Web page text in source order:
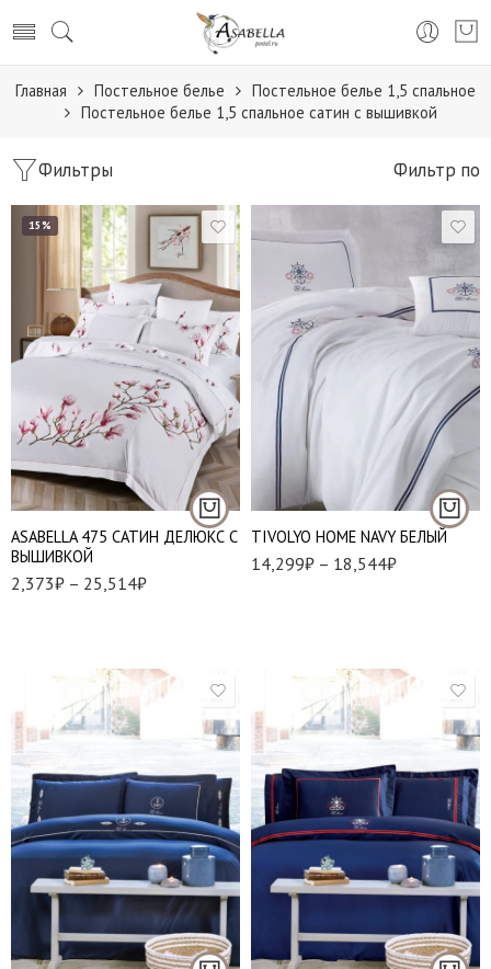
Главная Постельное белье
Постельное белье 1,5 спальное
Постельное белье 1,5 спальное сатин с вышивкой
Фильтры Фильтр по
15%
АSABELLA 475 САТИН ДЕЛЮКС С
ВЫШИВКОЙ
2,373₽ – 25,514₽
Евро
Семейный
Наволочки 50*70 - 2
шт
шт
TIVOLYO HOME NAVY БЕЛЫЙ
14,299₽ – 18,544₽
1,5 спальный
Евро стандарт
Евро макси
Евро стандарт
Евро стандарт